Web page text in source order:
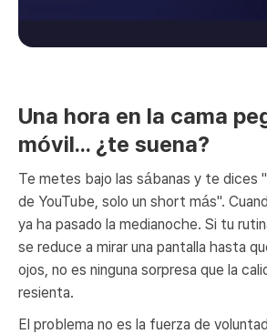
Una hora en la cama
móvil... ¿te suena?
Te metes bajo las sábanas y te dices
de YouTube, solo un short más".
ya ha pasado la medianoche. Si tu
se reduce a mirar una pantalla hasta
ojos, no es ninguna sorpresa que la
resienta.
El problema no es la fuerza de